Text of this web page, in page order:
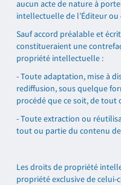
aucun acte de nature à
intellectuelle de l’Éditeur ou
Sauf accord préalable et
constitueraient une
propriété intellectuelle :
- Toute adaptation, mise à
rediffusion, sous quelque
procédé que ce soit, de tout
- Toute extraction ou
tout ou partie du contenu
Les droits de propriété
propriété exclusive de celui-